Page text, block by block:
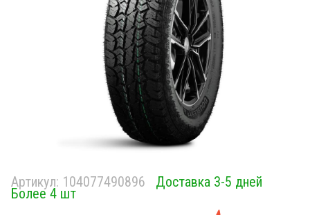
Артикул: 104077490896 Доставка 3-5 дней
Более 4 шт